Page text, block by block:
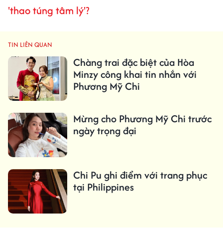
'thao túng tâm lý'?
TIN LIÊN QUAN
Chàng trai đặc biệt của Hòa
Minzy công khai tin nhắn với
Phương Mỹ Chi
Mừng cho Phương Mỹ Chi trước
ngày trọng đại
Chi Pu ghi điểm với trang phục
tại Philippines